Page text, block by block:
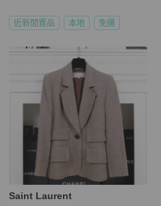
近新閒置品 本地 免運
Saint Laurent